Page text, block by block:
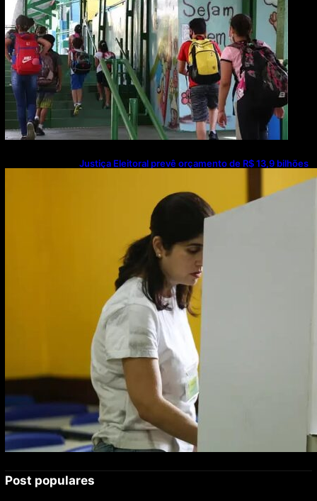
Justiça Eleitoral prevê orçamento de R$ 13,9 bilhões
Post populares